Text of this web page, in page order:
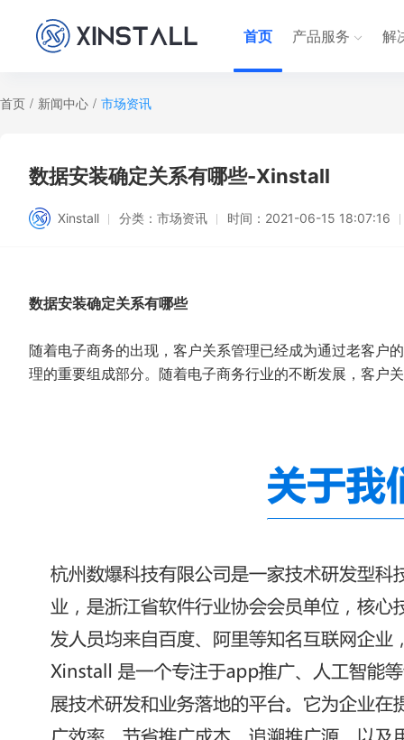
首页 产品服务 解
首页 / 新闻中心 / 市场资讯
数据安装确定关系有哪些-Xinstall
Xinstall 分类： 市场资讯 时间： 2021-06-15 18:07:16
数据安装确定关系有哪些
随着电子商务的出现，客户关系管理已经成为通过老客户
理的重要组成部分。随着电子商务行业的不断发展，客户